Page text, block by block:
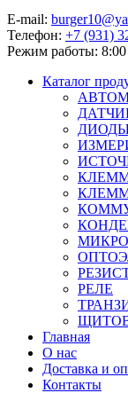
E-mail:
Телефон: +7 (931)
Режим работы:
Каталог
РЕЛЕ
Главная
О нас
Доставка и
Контакты